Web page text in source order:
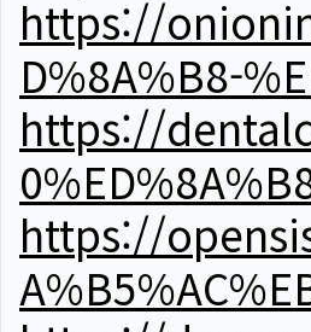
https://
D%8A%B8-
https://
https://